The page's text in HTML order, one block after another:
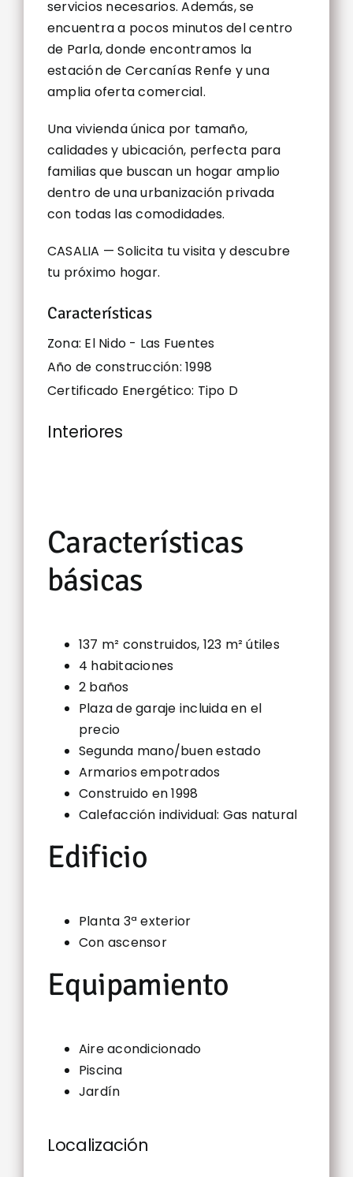
servicios necesarios. Además, se
encuentra a pocos minutos del centro
de Parla, donde encontramos la
estación de Cercanías Renfe y una
amplia oferta comercial.
Una vivienda única por tamaño,
calidades y ubicación, perfecta para
familias que buscan un hogar amplio
dentro de una urbanización privada
con todas las comodidades.
CASALIA — Solicita tu visita y descubre
tu próximo hogar.
Características
Zona: El Nido - Las Fuentes
Año de construcción: 1998
Certificado Energético: Tipo D
Interiores
Características
básicas
137 m² construidos, 123 m² útiles
4 habitaciones
2 baños
Plaza de garaje incluida en el
precio
Segunda mano/buen estado
Armarios empotrados
Construido en 1998
Calefacción individual: Gas natural
Edificio
Planta 3ª exterior
Con ascensor
Equipamiento
Aire acondicionado
Piscina
Jardín
Localización